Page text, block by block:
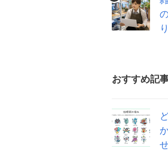
おすすめ記